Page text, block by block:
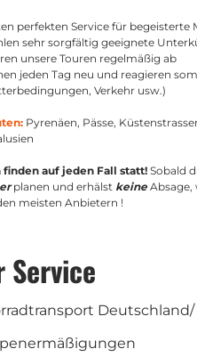
perfekten Service für begeisterte
sehr sorgfältig geeignete
unsere Touren regelmäßig ab
jeden Tag neu und reagieren
Verkehr usw.)
Pyrenäen, Pässe,
finden auf jeden Fall statt! Sobald
planen und erhälst keine Absage,
meisten Anbietern !
Service